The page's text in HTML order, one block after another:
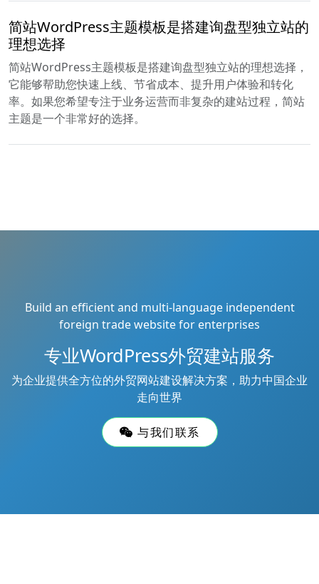
简站WordPress主题模板是搭建询盘型独立站的
理想选择
简站WordPress主题模板是搭建询盘型独立站的理想选择，
它能够帮助您快速上线、节省成本、提升用户体验和转化
率。如果您希望专注于业务运营而非复杂的建站过程，简站
主题是一个非常好的选择。
Build an efficient and multi-language independent
foreign trade website for enterprises
专业WordPress外贸建站服务
为企业提供全方位的外贸网站建设解决方案，助力中国企业
走向世界
与我们联系